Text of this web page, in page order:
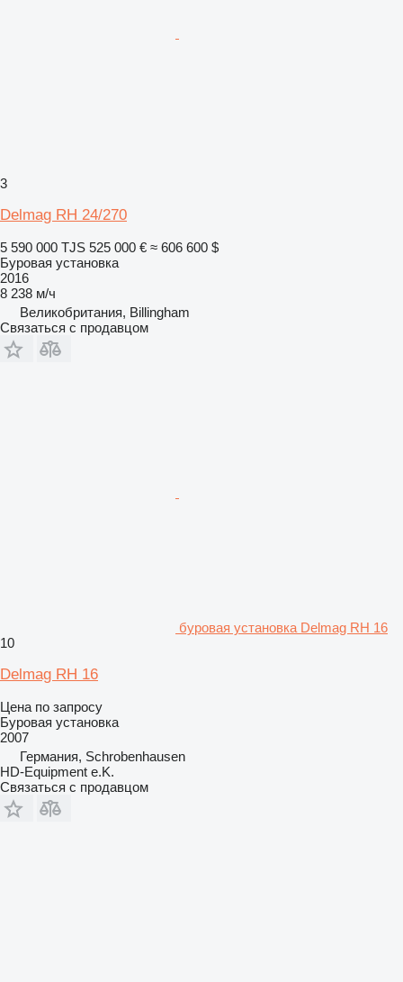
3
Delmag RH 24/270
5 590 000 TJS 525 000 € ≈ 606 600 $
Буровая установка
2016
8 238 м/ч
Великобритания, Billingham
Связаться с продавцом
буровая установка Delmag RH 16
10
Delmag RH 16
Цена по запросу
Буровая установка
2007
Германия, Schrobenhausen
HD-Equipment e.K.
Связаться с продавцом